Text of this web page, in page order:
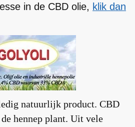
in de CBD olie, klik dan
natuurlijk product. CBD
hennep plant. Uit vele